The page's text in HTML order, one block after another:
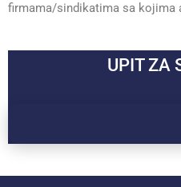
firmama/sindikatima sa kojima
UPIT ZA